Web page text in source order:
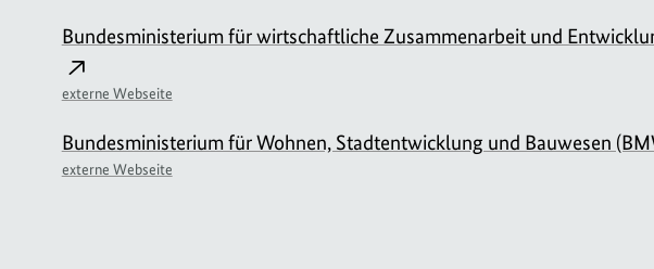
Bundesministerium für wirtschaftliche Zusammenarbeit und
externe Webseite
Bundesministerium für Wohnen, Stadtentwicklung und Bauwesen
externe Webseite